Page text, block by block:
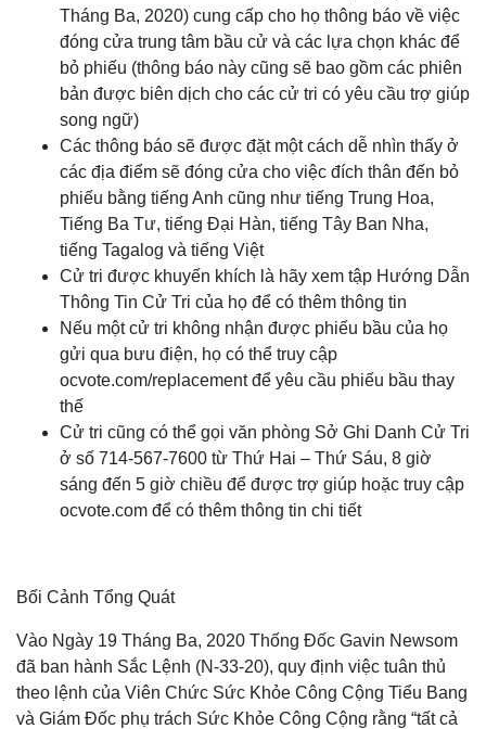
Tháng Ba, 2020) cung cấp cho họ thông báo về việc
đóng cửa trung tâm bầu cử và các lựa chọn khác để
bỏ phiếu (thông báo này cũng sẽ bao gồm các phiên
bản được biên dịch cho các cử tri có yêu cầu trợ giúp
song ngữ)
Các thông báo sẽ được đặt một cách dễ nhìn thấy ở
các địa điểm sẽ đóng cửa cho việc đích thân đến bỏ
phiếu bằng tiếng Anh cũng như tiếng Trung Hoa,
Tiếng Ba Tư, tiếng Đại Hàn, tiếng Tây Ban Nha,
tiếng Tagalog và tiếng Việt
Cử tri được khuyến khích là hãy xem tập Hướng Dẫn
Thông Tin Cử Tri của họ để có thêm thông tin
Nếu một cử tri không nhận được phiếu bầu của họ
gửi qua bưu điện, họ có thể truy cập
ocvote.com/replacement để yêu cầu phiếu bầu thay
thế
Cử tri cũng có thể gọi văn phòng Sở Ghi Danh Cử Tri
ở số 714-567-7600 từ Thứ Hai – Thứ Sáu, 8 giờ
sáng đến 5 giờ chiều để được trợ giúp hoặc truy cập
ocvote.com để có thêm thông tin chi tiết
Bối Cảnh Tổng Quát
Vào Ngày 19 Tháng Ba, 2020 Thống Đốc Gavin Newsom
đã ban hành Sắc Lệnh (N-33-20), quy định việc tuân thủ
theo lệnh của Viên Chức Sức Khỏe Công Cộng Tiểu Bang
và Giám Đốc phụ trách Sức Khỏe Công Cộng rằng “tất cả